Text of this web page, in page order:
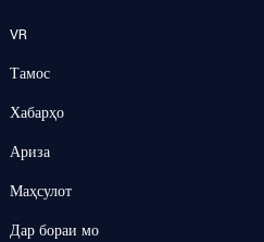
VR
Тамос
Хабарҳо
Ариза
Маҳсулот
Дар бораи мо